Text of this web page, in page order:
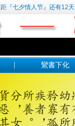
距『七夕情人节』还有12天
鸞書下化